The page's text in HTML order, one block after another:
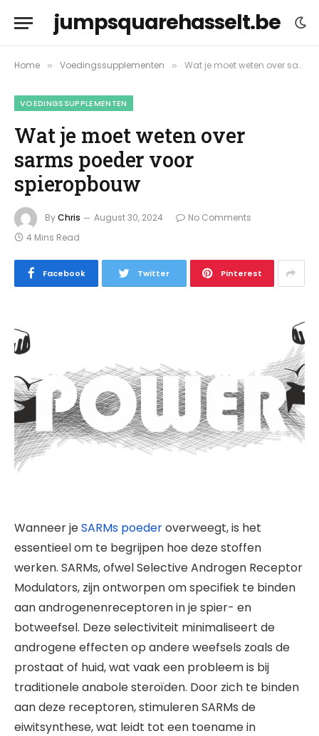
jumpsquarehasselt.be
Home » Voedingssupplementen » Wat je moet weten over sarms poeder voor spieropbouw
VOEDINGSSUPPLEMENTEN
Wat je moet weten over
sarms poeder voor
spieropbouw
ByChris August 30, 2024
No Comments
4 Mins Read
Facebook Twitter Pinterest
Wanneer jeSARMs poederoverweegt, is het
essentieel om te begrijpen hoe deze stoffen
werken. SARMs, ofwel Selective Androgen Receptor
Modulators, zijn ontworpen om specifiek te binden
aan androgenenreceptoren in je spier- en
botweefsel. Deze selectiviteit minimaliseert de
androgene effecten op andere weefsels zoals de
prostaat of huid, wat vaak een probleem is bij
traditionele anabole steroïden. Door zich te binden
aan deze receptoren, stimuleren SARMs de
eiwitsynthese, wat leidt tot een toename in